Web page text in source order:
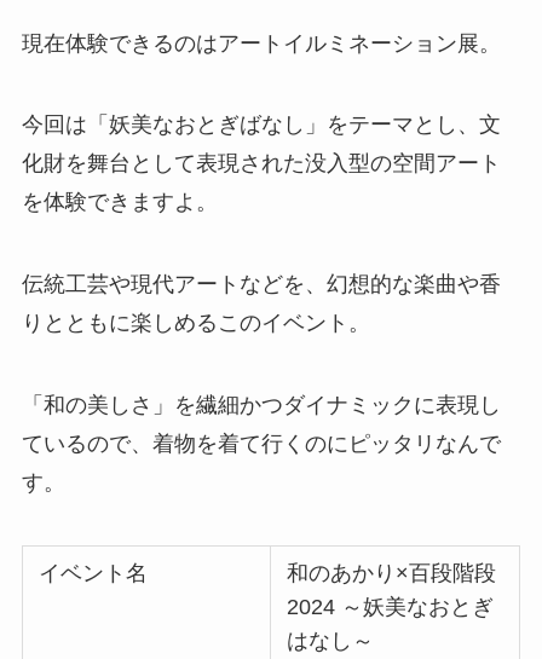
現在体験できるのはアートイルミネーション展。
今回は「妖美なおとぎばなし」をテーマとし、文
化財を舞台として表現された没入型の空間アート
を体験できますよ。
伝統工芸や現代アートなどを、幻想的な楽曲や香
りとともに楽しめるこのイベント。
「和の美しさ」を繊細かつダイナミックに表現し
ているので、着物を着て行くのにピッタリなんで
す。
イベント名
和のあかり×百段階段
2024 ～妖美なおとぎ
はなし～